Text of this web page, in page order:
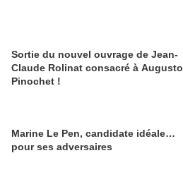
Sortie du nouvel ouvrage de Jean-
Claude Rolinat consacré à Augusto
Pinochet !
Marine Le Pen, candidate idéale…
pour ses adversaires